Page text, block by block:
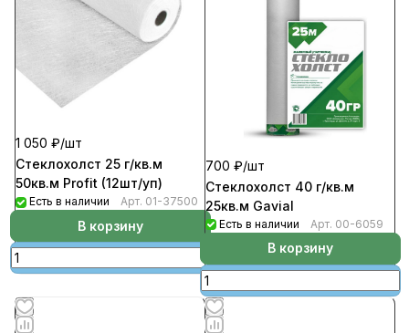
1 050 ₽/шт
Стеклохолст 25 г/кв.м
50кв.м Profit (12шт/уп)
Есть в наличии Арт. 01-37500
В корзину
700 ₽/шт
Стеклохолст 40 г/кв.м
25кв.м Gavial
Есть в наличии Арт. 00-6059
В корзину